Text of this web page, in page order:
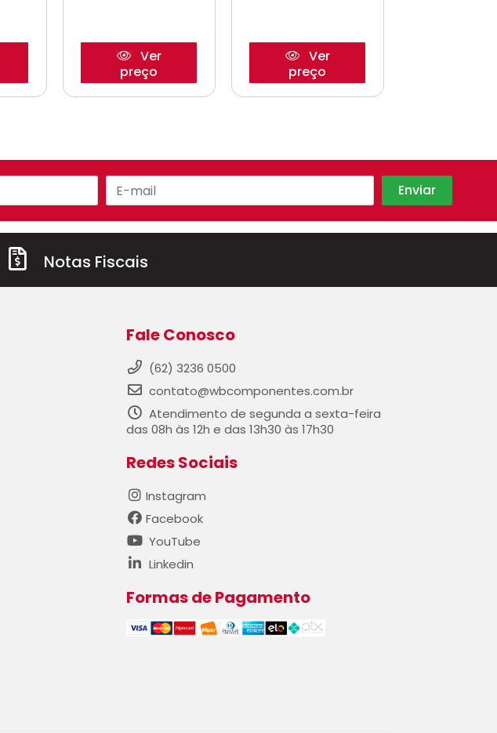
Ver
preço
Ver
preço
Notas Fiscais
Fale Conosco
(62) 3236 0500
contato@wbcomponentes.com.br
Atendimento de segunda a sexta-feira
das 08h às 12h e das 13h30 às 17h30
Redes Sociais
Instagram
Facebook
YouTube
Linkedin
Formas de Pagamento